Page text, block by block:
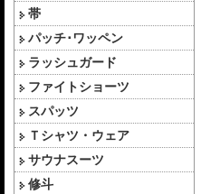
帯
パッチ･ワッペン
ラッシュガード
ファイトショーツ
スパッツ
Ｔシャツ・ウェア
サウナスーツ
修斗